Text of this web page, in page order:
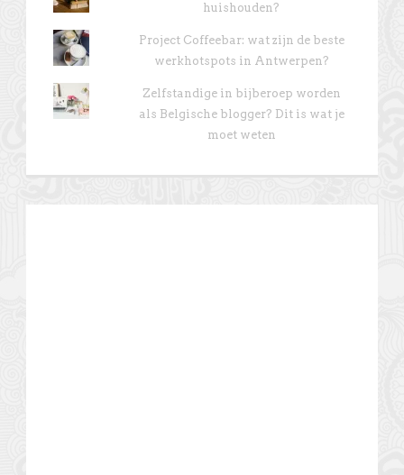
huishouden?
Project Coffeebar: wat zijn de beste
werkhotspots in Antwerpen?
Zelfstandige in bijberoep worden
als Belgische blogger? Dit is wat je
moet weten